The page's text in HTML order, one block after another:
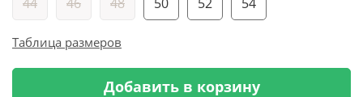
Таблица размеров
Добавить в корзину